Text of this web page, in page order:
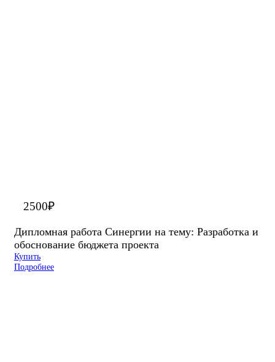
2500₽
Дипломная работа Синергии на тему: Разработка и
обоснование бюджета проекта
Купить
Подробнее